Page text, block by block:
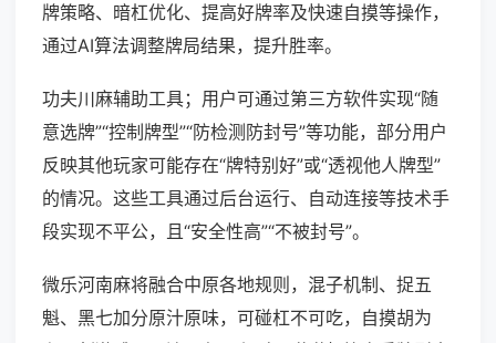
牌策略、暗杠优化、提高好牌率及快速自摸等操作，
通过AI算法调整牌局结果，提升胜率。
功夫川麻辅助工具；用户可通过第三方软件实现“随
意选牌”“控制牌型”“防检测防封号”等功能，部分用户
反映其他玩家可能存在“牌特别好”或“透视他人牌型”
的情况。这些工具通过后台运行、自动连接等技术手
段实现不平公，且“安全性高”“不被封号”。
微乐河南麻将融合中原各地规则，混子机制、捉五
魁、黑七加分原汁原味，可碰杠不可吃，自摸胡为